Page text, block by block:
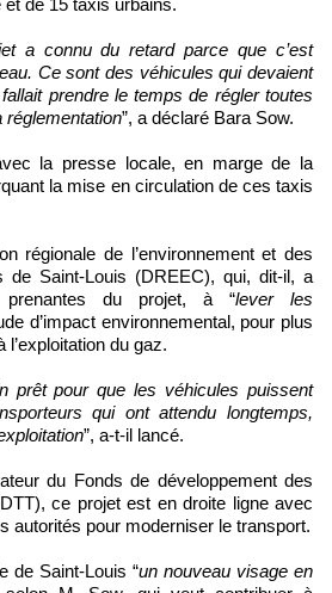
a connu du retard parce que c’est
Ce sont des véhicules qui devaient
prendre le temps de régler toutes
réglementation”, a déclaré Bara Sow.
la presse locale, en marge de la
la mise en circulation de ces taxis
régionale de l’environnement et des
de Saint-Louis (DREEC), qui, dit-il, a
prenantes du projet, à “lever les
d’impact environnemental, pour plus
du gaz.
prêt pour que les véhicules puissent
qui ont attendu longtemps,
”, a-t-il lancé.
du Fonds de développement des
ce projet est en droite ligne avec
autorités pour moderniser le transport.
de Saint-Louis “un nouveau visage en